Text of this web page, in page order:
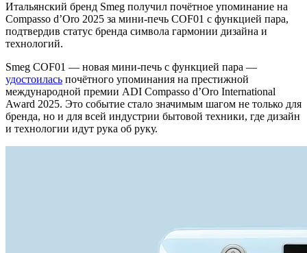
Итальянский бренд Smeg получил почётное упоминание на
Compasso d’Oro 2025 за мини-печь COF01 с функцией пара,
подтвердив статус бренда символа гармонии дизайна и
технологий.
Smeg COF01 — новая мини-печь с функцией пара —
удостоилась почётного упоминания на престижной
международной премии ADI Compasso d’Oro International
Award 2025. Это событие стало значимым шагом не только для
бренда, но и для всей индустрии бытовой техники, где дизайн
и технологии идут рука об руку.